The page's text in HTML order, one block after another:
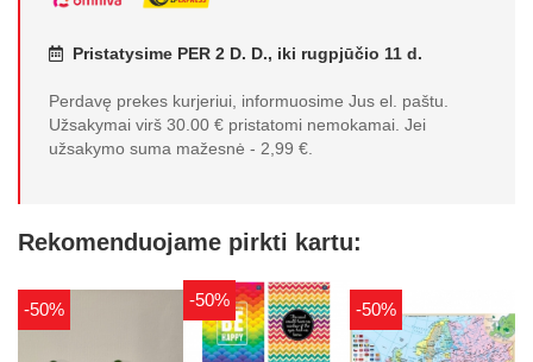
Pristatysime PER 2 D. D., iki rugpjūčio 11 d.
Perdavę prekes kurjeriui, informuosime Jus el. paštu.
Užsakymai virš 30.00 € pristatomi nemokamai. Jei
užsakymo suma mažesnė - 2,99 €.
Rekomenduojame pirkti kartu:
-50% -50% -50%